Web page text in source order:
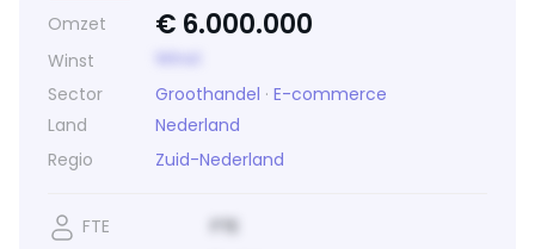
Omzet € 6.000.000
Winst
Sector
Groothandel · E-commerce
Land
Nederland
Regio
Zuid-Nederland
FTE
FTE